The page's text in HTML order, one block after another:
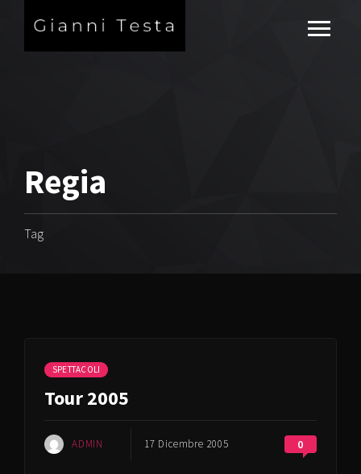
Regia
Tag
SPETTACOLI
Tour 2005
ADMIN 17 Dicembre 2005 0